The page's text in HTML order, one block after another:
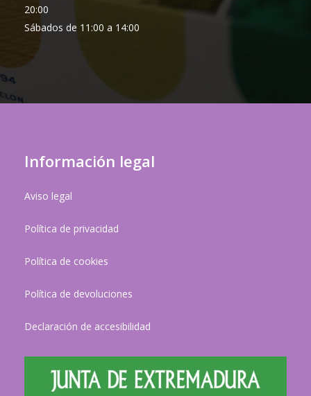
20:00
Sábados de 11:00 a 14:00
Información legal
Aviso legal
Política de privacidad
Política de cookies
Política de devoluciones
Declaración de accesibilidad